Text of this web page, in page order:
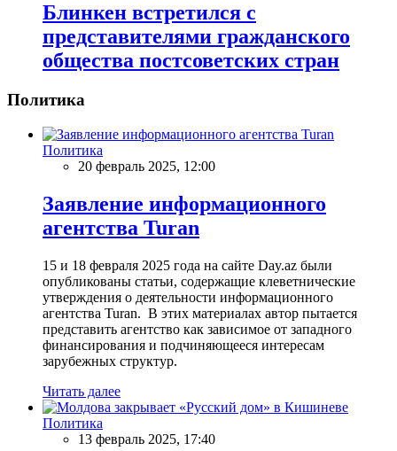
Блинкен встретился с
представителями гражданского
общества постсоветских стран
Политика
Политика
20 февраль 2025, 12:00
Заявление информационного
агентства Turan
15 и 18 февраля 2025 года на сайте Day.az были
опубликованы статьи, содержащие клеветнические
утверждения о деятельности информационного
агентства Turan. В этих материалах автор пытается
представить агентство как зависимое от западного
финансирования и подчиняющееся интересам
зарубежных структур.
Читать далее
Политика
13 февраль 2025, 17:40